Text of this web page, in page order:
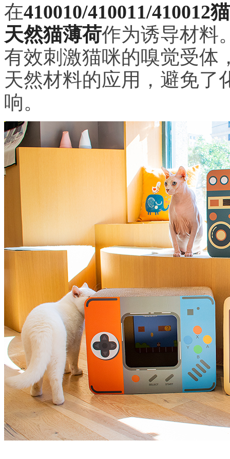
在410010/410011/410012
天然猫薄荷作为诱导材料
有效刺激猫咪的嗅觉受体
天然材料的应用，避免了
响。